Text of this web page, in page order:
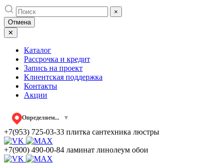
Skip
to
content
×
Отмена
✕
Каталог
Рассрочка и кредит
Запись на проект
Клиентская поддержка
Контакты
Акции
Определяем... ▼
+7(953) 725-03-33 плитка сантехника люстры
+7(900) 490-00-84 ламинат линолеум обои